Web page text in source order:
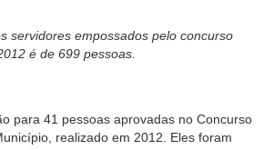
servidores empossados pelo concurso
é de 699 pessoas.
para 41 pessoas aprovadas no Concurso
realizado em 2012. Eles foram